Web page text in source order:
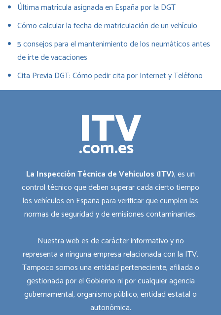
Última matrícula asignada en España por la DGT
Cómo calcular la fecha de matriculación de un vehículo
5 consejos para el mantenimiento de los neumáticos antes
de irte de vacaciones
Cita Previa DGT: Cómo pedir cita por Internet y Teléfono
La Inspección Técnica de Vehículos (ITV), es un
control técnico que deben superar cada cierto tiempo
los vehículos en España para verificar que cumplen las
normas de seguridad y de emisiones contaminantes.
Nuestra web es de carácter informativo y no
representa a ninguna empresa relacionada con la ITV.
Tampoco somos una entidad perteneciente, afiliada o
gestionada por el Gobierno ni por cualquier agencia
gubernamental, organismo público, entidad estatal o
autonómica.